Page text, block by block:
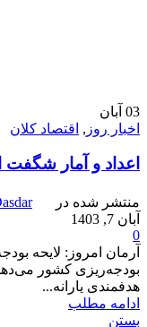
03 آبان
اخبار روز , اقتصاد کلان
اعداد و آمار شگفت
منتشر شده در
آبان 7, 1403
0
بودجه‌ریزی کشور
هدفمندی یارانه...
ادامه مطلب
بستن